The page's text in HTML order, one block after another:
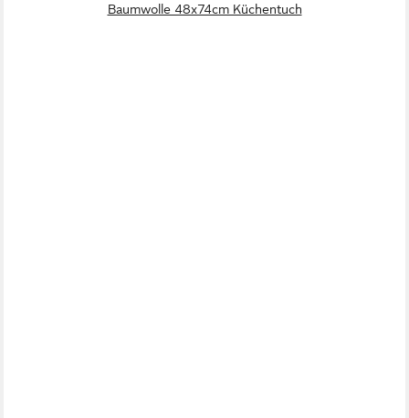
Baumwolle 48x74cm Küchentuch